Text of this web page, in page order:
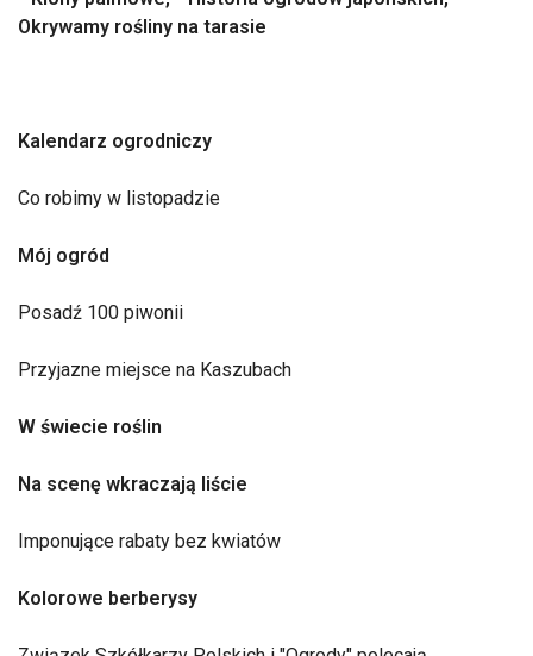
Okrywamy rośliny na tarasie
Kalendarz ogrodniczy
Co robimy w listopadzie
Mój ogród
Posadź 100 piwonii
Przyjazne miejsce na Kaszubach
W świecie roślin
Na scenę wkraczają liście
Imponujące rabaty bez kwiatów
Kolorowe berberysy